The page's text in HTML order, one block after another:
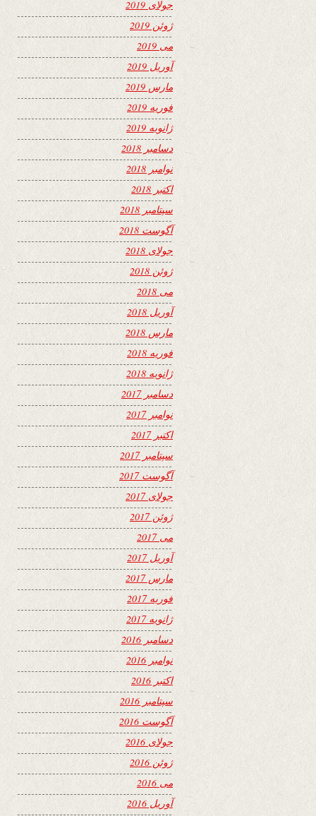
جولای 2019
ژوئن 2019
می 2019
آوریل 2019
مارس 2019
فوریه 2019
ژانویه 2019
دسامبر 2018
نوامبر 2018
اکتبر 2018
سپتامبر 2018
آگوست 2018
جولای 2018
ژوئن 2018
می 2018
آوریل 2018
مارس 2018
فوریه 2018
ژانویه 2018
دسامبر 2017
نوامبر 2017
اکتبر 2017
سپتامبر 2017
آگوست 2017
جولای 2017
ژوئن 2017
می 2017
آوریل 2017
مارس 2017
فوریه 2017
ژانویه 2017
دسامبر 2016
نوامبر 2016
اکتبر 2016
سپتامبر 2016
آگوست 2016
جولای 2016
ژوئن 2016
می 2016
آوریل 2016